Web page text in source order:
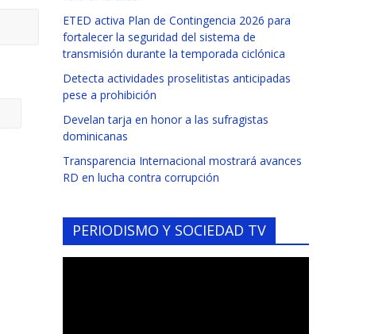
ETED activa Plan de Contingencia 2026 para
fortalecer la seguridad del sistema de
transmisión durante la temporada ciclónica
Detecta actividades proselitistas anticipadas
pese a prohibición
Develan tarja en honor a las sufragistas
dominicanas
Transparencia Internacional mostrará avances
RD en lucha contra corrupción
PERIODISMO Y SOCIEDAD TV